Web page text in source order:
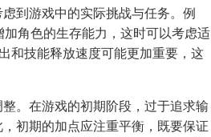
到游戏中的实际挑战与任务。例
角色的生存能力，这时可以考虑适
和技能释放速度可能更加重要，这
。在游戏的初期阶段，过于追求输
初期的加点应注重平衡，既要保证